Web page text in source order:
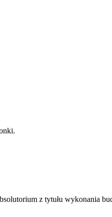
z tytułu wykonania